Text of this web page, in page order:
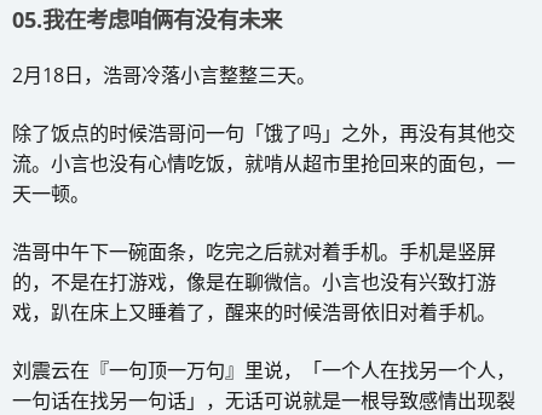
05.我在考虑咱俩有没有未来
2月18日，浩哥冷落小言整整三天。
除了饭点的时候浩哥问一句「饿了吗」之外，再没有其他交
流。小言也没有心情吃饭，就啃从超市里抢回来的面包，一
天一顿。
浩哥中午下一碗面条，吃完之后就对着手机。手机是竖屏
的，不是在打游戏，像是在聊微信。小言也没有兴致打游
戏，趴在床上又睡着了，醒来的时候浩哥依旧对着手机。
刘震云在『一句顶一万句』里说，「一个人在找另一个人，
一句话在找另一句话」，无话可说就是一根导致感情出现裂